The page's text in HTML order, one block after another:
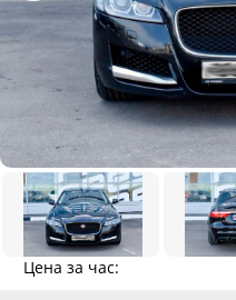
Цена за час: